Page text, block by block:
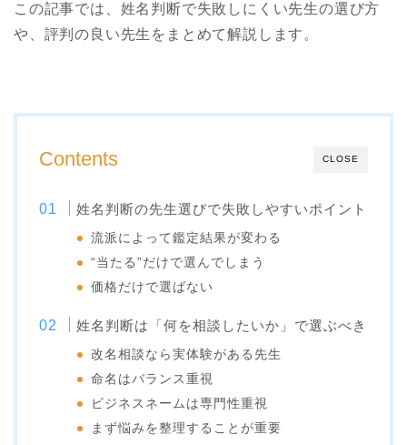
この記事では、姓名判断で失敗しにくい先生の選び方
や、評判の良い先生をまとめて解説します。
CLOSE
Contents
姓名判断の先生選びで失敗しやすいポイント
流派によって鑑定結果が変わる
“当たる”だけで選んでしまう
価格だけで選ばない
姓名判断は「何を相談したいか」で選ぶべき
改名相談なら実体験がある先生
命名はバランス重視
ビジネスネームは専門性重視
まず悩みを整理することが重要